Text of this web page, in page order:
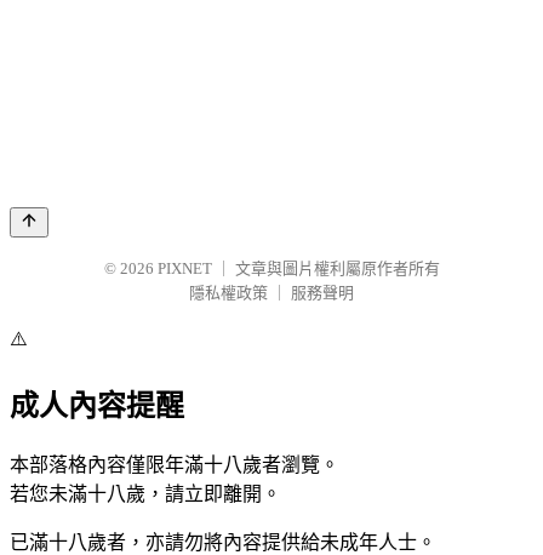
© 2026 PIXNET
文章與圖片權利屬原作者所有
隱私權政策
服務聲明
⚠️
成人內容提醒
本部落格內容僅限年滿十八歲者瀏覽。
若您未滿十八歲，請立即離開。
已滿十八歲者，亦請勿將內容提供給未成年人士。